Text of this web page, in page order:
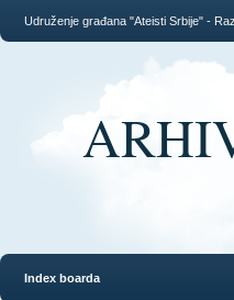
Udruženje građana "Ateisti Srbije" -
Index boarda